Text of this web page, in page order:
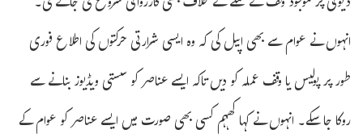
انہوں نے عوام سے بھی اپیل کی کہ وہ ایسی شرارتی حرکتوں کی اطلاع فوری
طور پر پولیس یا وقف عملہ کو دیں تاکہ ایسے عناصر کو سستی ویڈیوز بنانے سے
روکا جا سکے۔ انہوں نے کہا کہہم کسی بھی صورت میں ایسے عناصر کو عوام کے